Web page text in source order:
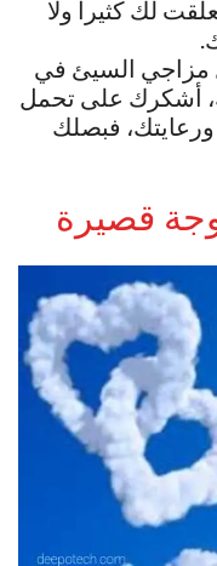
لك كثيرا ولا
السيئ في
أشكرك على تحمل
فبصلك
قصيرة